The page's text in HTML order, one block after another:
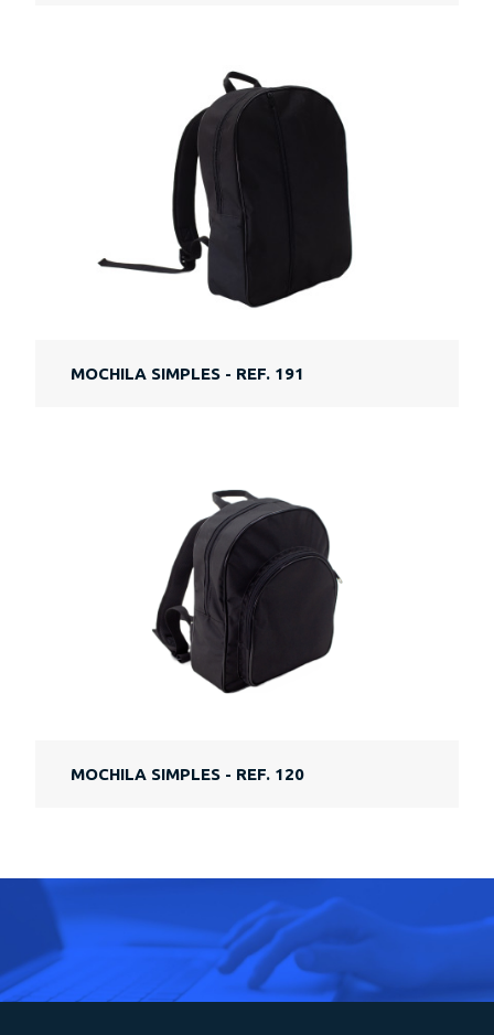
MOCHILA SIMPLES - REF. 191
MOCHILA SIMPLES - REF. 120